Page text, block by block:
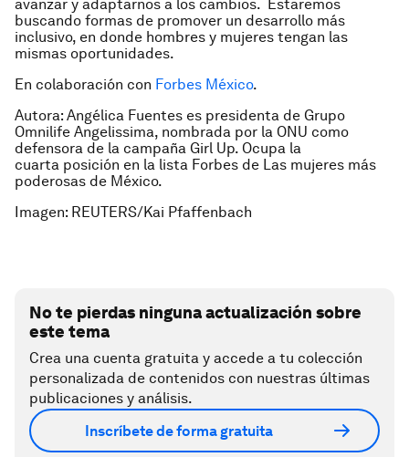
avanzar y adaptarnos a los cambios. Estaremos
buscando formas de promover un desarrollo más
inclusivo, en donde hombres y mujeres tengan las
mismas oportunidades.
En colaboración con Forbes México.
Autora: Angélica Fuentes es presidenta de Grupo
Omnilife Angelissima, nombrada por la ONU como
defensora de la campaña Girl Up. Ocupa la
cuarta posición en la lista Forbes de Las mujeres más
poderosas de México.
Imagen: REUTERS/Kai Pfaffenbach
No te pierdas ninguna actualización sobre
este tema
Crea una cuenta gratuita y accede a tu colección
personalizada de contenidos con nuestras últimas
publicaciones y análisis.
Inscríbete de forma gratuita